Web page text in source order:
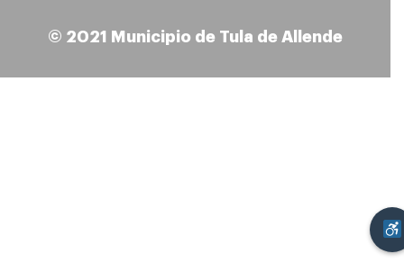
© 2021 Municipio de Tula de Allende